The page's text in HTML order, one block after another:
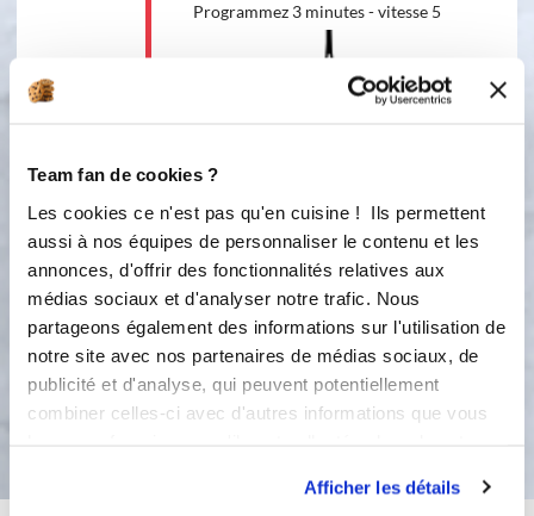
Team fan de cookies ?
Les cookies ce n'est pas qu'en cuisine ! Ils permettent
aussi à nos équipes de personnaliser le contenu et les
annonces, d'offrir des fonctionnalités relatives aux
médias sociaux et d'analyser notre trafic. Nous
partageons également des informations sur l'utilisation de
notre site avec nos partenaires de médias sociaux, de
publicité et d'analyse, qui peuvent potentiellement
combiner celles-ci avec d'autres informations que vous
Afficher les détails
Programmez 3 minutes - vitesse 5
4
Incorporer délicatement les blanc en
neige à la préparation. Faire chauffer
le gaufrier et le beurrer avec un
pinceau de cuisine puis faire cuire les
gaufres.
Bon appétit !